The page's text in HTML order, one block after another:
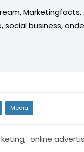
Marketingfacts,
social business,
Media
, online